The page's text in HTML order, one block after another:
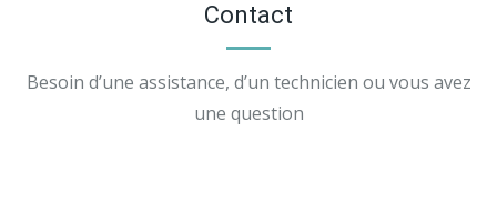
Contact
Besoin d’une assistance, d’un technicien ou vous avez
une question